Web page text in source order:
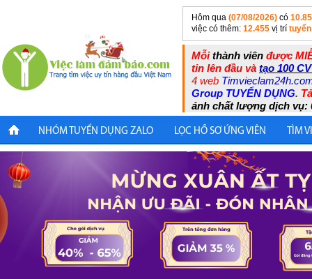
Hôm qua (07/08/2026) có
việc có thêm: 12.455 vị trí
Mỗithành viên được
tin lên đầu và tạo 100
4 web
Group TUYỂN DỤNG.
ánh chất lượng dịch vụ:
NHÓM TUYỂN DỤNG ZALO LỌC HỒ SƠ ỨNG VIÊN TÌM